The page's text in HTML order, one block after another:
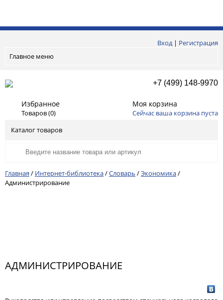
Вход| Регистрация
Главное меню
+7 (499) 148-9970
Избранное
Товаров (0)
Моя корзина
Сейчас ваша корзина пуста
Каталог товаров
Главная / Интернет-библиотека/Словарь /Экономика/
Администрирование
АДМИНИСТРИРОВАНИЕ